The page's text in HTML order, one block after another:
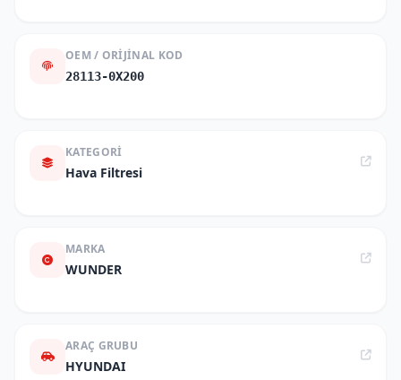
OEM / ORIJINAL KOD
28113-0X200
KATEGORI
Hava Filtresi
MARKA
WUNDER
ARAÇ GRUBU
HYUNDAI